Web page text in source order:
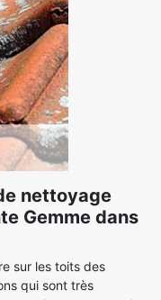
nettoyage
Gemme dans
sur les toits des
qui sont très